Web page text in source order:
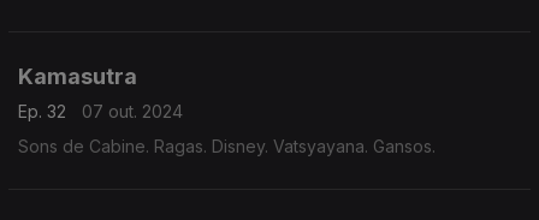
Kamasutra
Ep. 32
07 out. 2024
Sons de Cabine. Ragas. Disney. Vatsyayana. Gansos.